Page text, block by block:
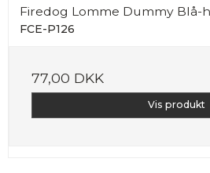
Firedog Lomme Dummy Blå-
FCE-P126
77,00 DKK
Vis produkt